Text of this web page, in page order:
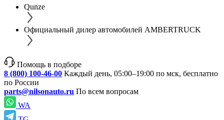
Qunze
Официальный дилер автомобилей AMBERTRUCK
Помощь в подборе
8 (800) 100-46-00 Каждый день, 05:00–19:00 по мск, бесплатно
по России
parts@nilsonauto.ru По всем вопросам
WA